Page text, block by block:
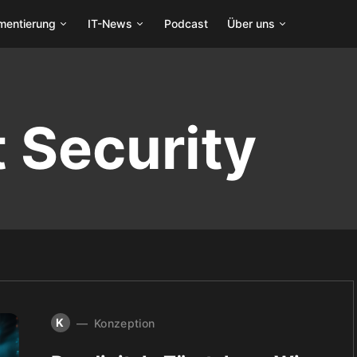
IT-News Podcast Über uns
Security
K Konzeption